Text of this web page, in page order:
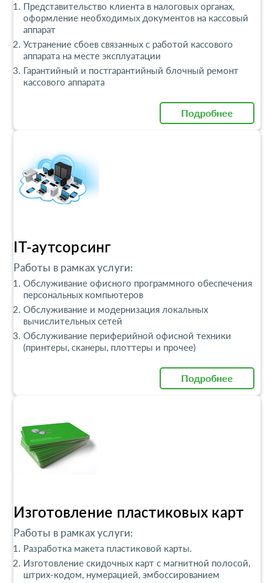
Представительство клиента в налоговых органах,
оформление необходимых документов на кассовый
аппарат
Устранение сбоев связанных с работой кассового
аппарата на месте эксплуатации
Гарантийный и постгарантийный блочный ремонт
кассового аппарата
Подробнее
IT-аутсорсинг
Работы в рамках услуги:
Обслуживание офисного программного обеспечения
персональных компьютеров
Обслуживание и модернизация локальных
вычислительных сетей
Обслуживание периферийной офисной техники
(принтеры, сканеры, плоттеры и прочее)
Подробнее
Изготовление пластиковых карт
Работы в рамках услуги:
Разработка макета пластиковой карты.
Изготовление скидочных карт с магнитной полосой,
штрих-кодом, нумерацией, эмбоссированием